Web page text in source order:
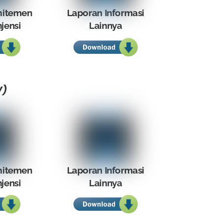
Laporan Informasi
Lainnya
Laporan Informasi
Lainnya